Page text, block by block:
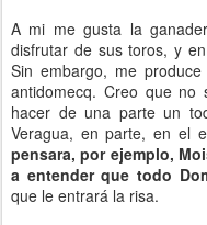
A mi me gusta la
disfrutar de sus toros, y
Sin embargo, me
antidomecq. Creo que
hacer de una parte un
Veragua, en parte, en el
pensara, por ejemplo,
a entender que todo
que le entrará la risa.